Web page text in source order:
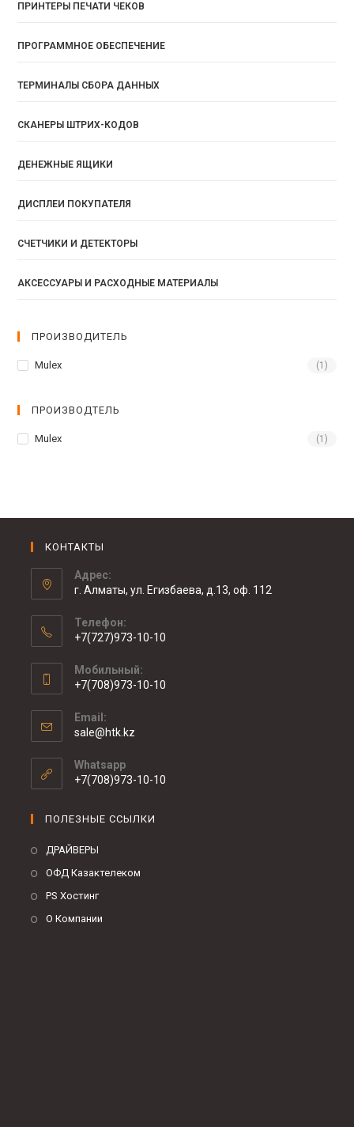
ПРИНТЕРЫ ПЕЧАТИ ЧЕКОВ
ПРОГРАММНОЕ ОБЕСПЕЧЕНИЕ
ТЕРМИНАЛЫ СБОРА ДАННЫХ
СКАНЕРЫ ШТРИХ-КОДОВ
ДЕНЕЖНЫЕ ЯЩИКИ
ДИСПЛЕИ ПОКУПАТЕЛЯ
СЧЕТЧИКИ И ДЕТЕКТОРЫ
АКСЕССУАРЫ И РАСХОДНЫЕ МАТЕРИАЛЫ
ПРОИЗВОДИТЕЛЬ
Mulex (1)
ПРОИЗВОДТЕЛЬ
Mulex (1)
КОНТАКТЫ
Адрес:
г. Алматы, ул. Егизбаева, д.13, оф. 112
Телефон:
+7(727)973-10-10
Мобильный:
+7(708)973-10-10
Email:
sale@htk.kz
Whatsapp
+7(708)973-10-10
ПОЛЕЗНЫЕ ССЫЛКИ
ДРАЙВЕРЫ
ОФД Казактелеком
PS Хостинг
О Компании